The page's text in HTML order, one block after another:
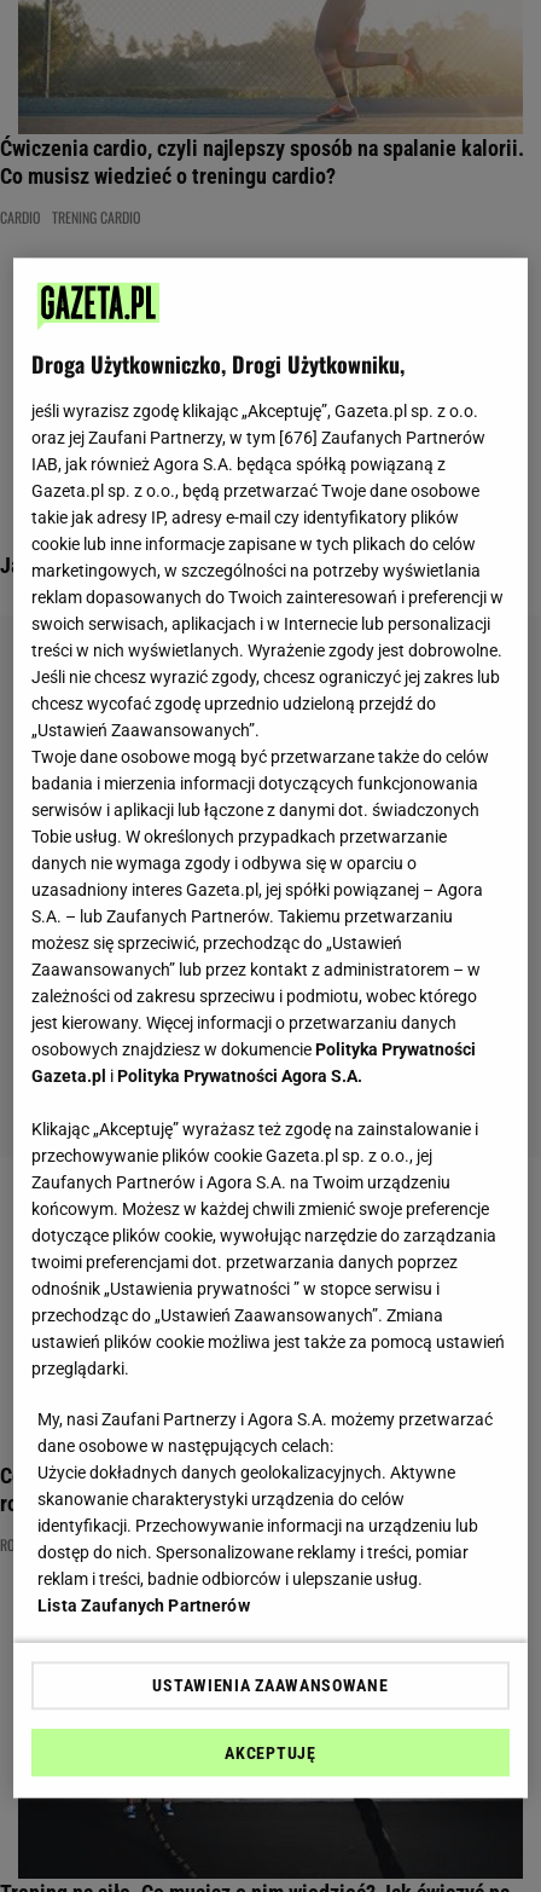
Ćwiczenia cardio, czyli najlepszy sposób na spalanie kalorii.
Co musisz wiedzieć o treningu cardio?
CARDIO TRENING CARDIO
Jak ćwiczyć na siłowni? Poradnik dla początkujących
Co daje rozciąganie mięśni przed treningiem? A co daje
rozciąganie mięśni po treningu? Rodzaje rozciągania
ROZCIĄGANIE ROZCIĄGANIE MIĘŚNI SPORT
Droga Użytkowniczko, Drogi Użytkowniku,
jeśli wyrazisz zgodę klikając „Akceptuję”, Gazeta.pl sp. z o.o.
oraz jej Zaufani Partnerzy, w tym [ 676 ] Zaufanych Partnerów
IAB, jak również Agora S.A. będąca spółką powiązaną z
Gazeta.pl sp. z o.o., będą przetwarzać Twoje dane osobowe
takie jak adresy IP, adresy e-mail czy identyfikatory plików
cookie lub inne informacje zapisane w tych plikach do celów
marketingowych, w szczególności na potrzeby wyświetlania
reklam dopasowanych do Twoich zainteresowań i preferencji w
swoich serwisach, aplikacjach i w Internecie lub personalizacji
treści w nich wyświetlanych. Wyrażenie zgody jest dobrowolne.
Jeśli nie chcesz wyrazić zgody, chcesz ograniczyć jej zakres lub
chcesz wycofać zgodę uprzednio udzieloną przejdź do
„Ustawień Zaawansowanych”.
Twoje dane osobowe mogą być przetwarzane także do celów
badania i mierzenia informacji dotyczących funkcjonowania
serwisów i aplikacji lub łączone z danymi dot. świadczonych
Tobie usług. W określonych przypadkach przetwarzanie
danych nie wymaga zgody i odbywa się w oparciu o
uzasadniony interes Gazeta.pl, jej spółki powiązanej – Agora
S.A. – lub Zaufanych Partnerów. Takiemu przetwarzaniu
możesz się sprzeciwić, przechodząc do „Ustawień
Zaawansowanych” lub przez kontakt z administratorem – w
zależności od zakresu sprzeciwu i podmiotu, wobec którego
jest kierowany. Więcej informacji o przetwarzaniu danych
osobowych znajdziesz w dokumencie Polityka Prywatności
Gazeta.pl i Polityka Prywatności Agora S.A.
Klikając „Akceptuję” wyrażasz też zgodę na zainstalowanie i
przechowywanie plików cookie Gazeta.pl sp. z o.o., jej
Zaufanych Partnerów i Agora S.A. na Twoim urządzeniu
końcowym. Możesz w każdej chwili zmienić swoje preferencje
dotyczące plików cookie, wywołując narzędzie do zarządzania
twoimi preferencjami dot. przetwarzania danych poprzez
odnośnik „Ustawienia prywatności ” w stopce serwisu i
przechodząc do „Ustawień Zaawansowanych”. Zmiana
ustawień plików cookie możliwa jest także za pomocą ustawień
przeglądarki.
My, nasi Zaufani Partnerzy i Agora S.A. możemy przetwarzać
dane osobowe w następujących celach:
Użycie dokładnych danych geolokalizacyjnych. Aktywne
skanowanie charakterystyki urządzenia do celów
identyfikacji. Przechowywanie informacji na urządzeniu lub
dostęp do nich. Spersonalizowane reklamy i treści, pomiar
reklam i treści, badnie odbiorców i ulepszanie usług.
Lista Zaufanych Partnerów
USTAWIENIA ZAAWANSOWANE
AKCEPTUJĘ